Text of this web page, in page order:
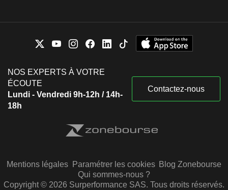
NOS EXPERTS À VOTRE
ÉCOUTE
Lundi - Vendredi 9h-12h / 14h-
18h
Contactez-nous
Mentions légales Paramétrer les cookies Blog Zonebourse
Qui sommes-nous ?
Copyright © 2026 Surperformance SAS. Tous droits réservés.